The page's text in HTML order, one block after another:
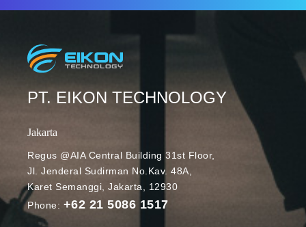
PT. EIKON TECHNOLOGY
Jakarta
Regus @AIA Central Building 31st Floor,
Jl. Jenderal Sudirman No.Kav. 48A,
Karet Semanggi, Jakarta, 12930
Phone: +62 21 5086 1517